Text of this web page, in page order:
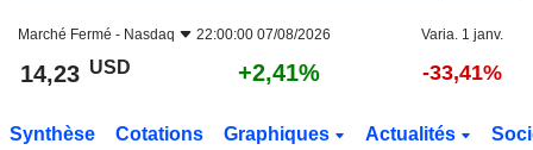
Marché Fermé - Nasdaq 22:00:00 07/08/2026 Varia. 1 janv.
14,23 USD +2,41% -33,41%
Synthèse Cotations Graphiques Actualités